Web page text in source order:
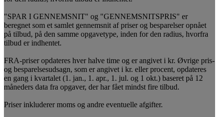
"SPAR I GENNEMSNIT" og "GENNEMSNITSPRIS" er
beregnet som et samlet gennemsnit af priser og besparelser opnået
på tilbud, på den samme opgavetype, inden for den radius, hvorfra
tilbud er indhentet.
FRA-priser opdateres hver halve time og er angivet i kr. Øvrige pris-
og besparelsesudsagn, som er angivet i kr. eller procent, opdateres
en gang i kvartalet (1. jan., 1. apr., 1. jul. og 1 okt.) baseret på 12
måneders data fra opgaver, der har fået mindst fire tilbud.
Priser inkluderer moms og andre eventuelle afgifter.